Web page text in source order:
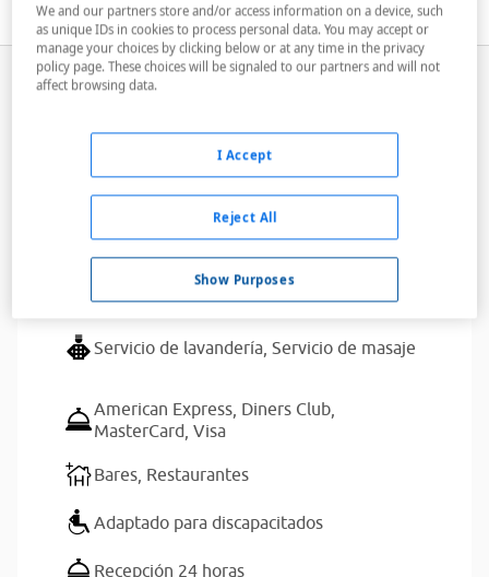
Descripción Servicios Habitaciones
Dispone de aparcamiento para clientes
Acceso a Internet,Acceso a Internet Wifi
Servicio de lavandería, Servicio de masaje
American Express, Diners Club,
MasterCard, Visa
Bares, Restaurantes
Adaptado para discapacitados
Recepción 24 horas
We and our partners store and/or access information on a device, such
as unique IDs in cookies to process personal data. You may accept or
manage your choices by clicking below or at any time in the privacy
policy page. These choices will be signaled to our partners and will not
affect browsing data.
Show Purposes
Reject All
I Accept